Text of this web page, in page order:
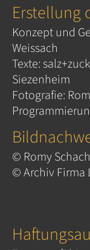
Erstellung
Konzept und
Weissach
Texte:
Siezenheim
Fotografie:
© Romy
© Archiv Firma